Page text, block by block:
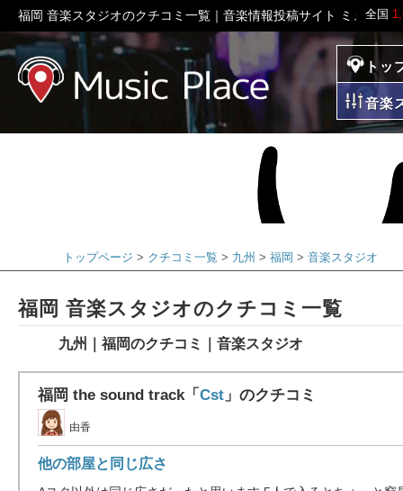
全国
福岡 音楽スタジオのクチコミ一覧｜音楽情報投稿サイト ミュージ
ミュージックプレイ
トッ
音楽
トップページ クチコミ一覧 九州 福岡 音楽スタジオ
福岡 音楽スタジオのクチコミ一覧
九州｜福岡のクチコミ｜音楽スタジオ
福岡 the sound track「 Cst 」のクチコミ
由香
他の部屋と同じ広さ